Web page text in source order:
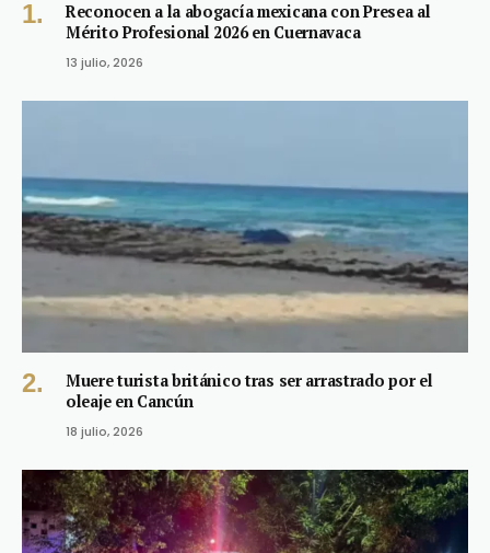
Reconocen a la abogacía mexicana con Presea al
Mérito Profesional 2026 en Cuernavaca
13 julio, 2026
Muere turista británico tras ser arrastrado por el
oleaje en Cancún
18 julio, 2026